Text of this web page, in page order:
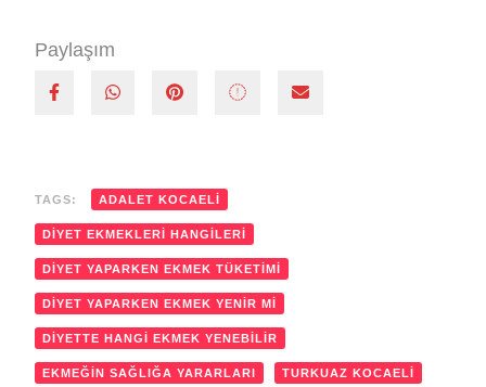
Paylaşım
TAGS: ADALET KOCAELI
DIYET EKMEKLERI HANGILERI
DIYET YAPARKEN EKMEK TÜKETIMI
DIYET YAPARKEN EKMEK YENIR MI
DIYETTE HANGI EKMEK YENEBILIR
EKMEĞIN SAĞLIĞA YARARLARI TURKUAZ KOCAELI